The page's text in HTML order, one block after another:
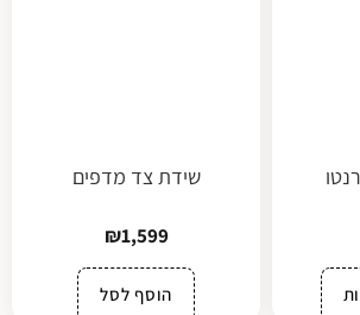
שידת צד מדפים
₪1,599
הוסף לסל